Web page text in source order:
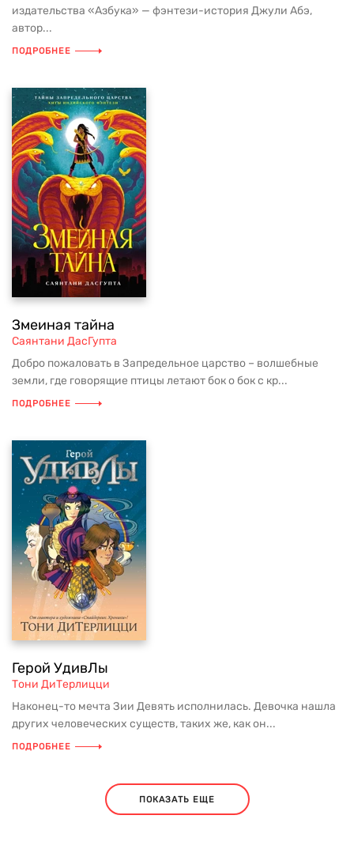
издательства «Азбука» — фэнтези-история Джули Абэ,
автор...
ПОДРОБНЕЕ
Змеиная тайна
Саянтани ДасГупта
Добро пожаловать в Запредельное царство – волшебные
земли, где говорящие птицы летают бок о бок с кр...
ПОДРОБНЕЕ
Герой УдивЛы
Тони ДиТерлицци
Наконец-то мечта Зии Девять исполнилась. Девочка нашла
других человеческих существ, таких же, как он...
ПОДРОБНЕЕ
ПОКАЗАТЬ ЕЩЕ